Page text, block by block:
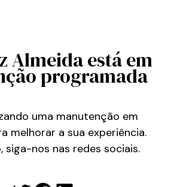
Almeida está em
programada
uma manutenção em
melhorar a sua experiência.
siga-nos nas redes sociais.